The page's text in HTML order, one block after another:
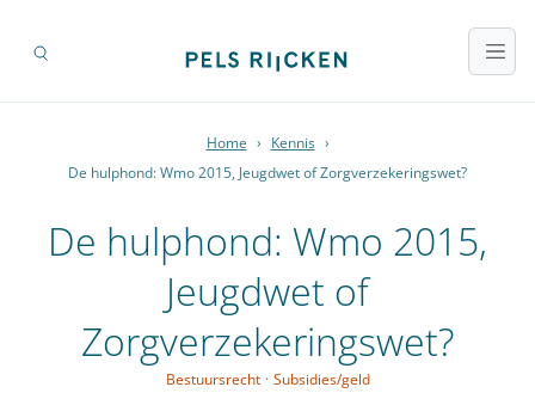
Home › Kennis ›
De hulphond: Wmo 2015, Jeugdwet of Zorgverzekeringswet?
De hulphond: Wmo 2015,
Jeugdwet of
Zorgverzekeringswet?
Bestuursrecht · Subsidies/geld